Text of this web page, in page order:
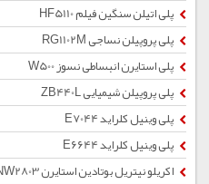
پلی اتیلن سنگین فیلم HF5110
پلی پروپیلن نساجی RG1102M
پلی استایرن انبساطی نسوز W500
پلی پروپیلن شیمیایی ZB440L
پلی وینیل کلراید E7044
پلی وینیل کلراید E6644
اکریلو نیتریل بوتادین استایرن SV0157NW2803